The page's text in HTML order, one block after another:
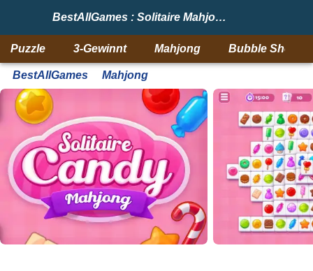
BestAllGames : Solitaire Mahjong Candy
Puzzle 3-Gewinnt Mahjong Bubble Shooter
BestAllGames Mahjong